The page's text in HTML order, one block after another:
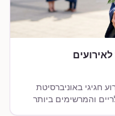
לאירועים
חגיגי באוניברסיטת
הפופולריים והמרשימים ביותר